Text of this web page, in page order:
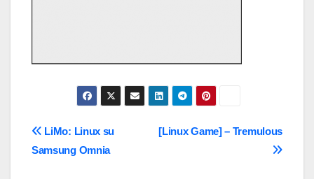
Navigazione
articoli
[Linux Game] – Tremulous
LiMo: Linux su
Samsung Omnia